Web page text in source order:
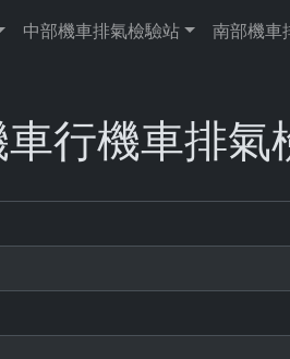
中部機車排氣檢驗站 南部機車
行機車排氣